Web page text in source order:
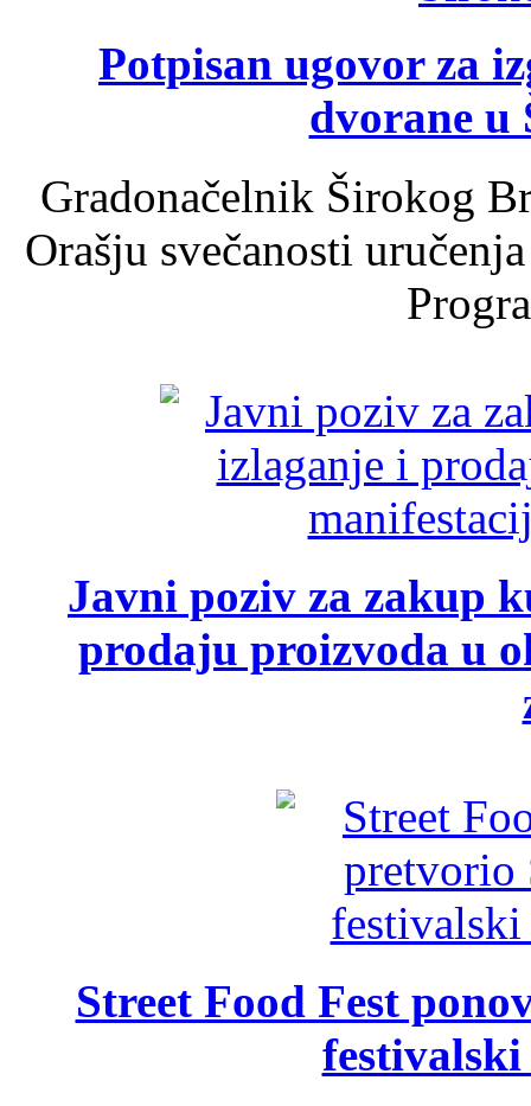
Potpisan ugovor za
dvorane u
Gradonačelnik Širokog
Orašju svečanosti
Javni poziv za zakup
prodaju proizvoda u
Street Food Fest